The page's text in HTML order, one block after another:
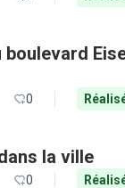
0
la ville
0